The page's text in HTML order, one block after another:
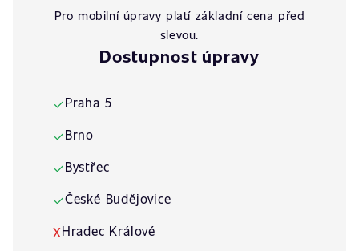
Pro mobilní úpravy platí základní cena před
slevou.
Dostupnost úpravy
✓Praha 5
✓Brno
✓Bystřec
✓České Budějovice
XHradec Králové